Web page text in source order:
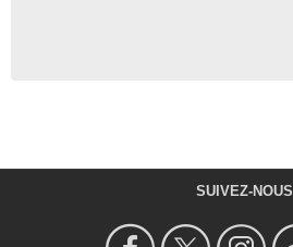
SUIVEZ-NOUS